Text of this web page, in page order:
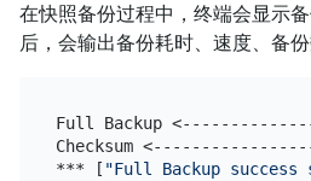
在快照备份过程中，终端会显示
后，会输出备份耗时、速度、备份
Full Backup
Checksum
*** [ "Full Backup success